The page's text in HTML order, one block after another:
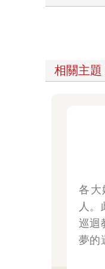
相關主題
各大
人。
巡迴
夢的
大